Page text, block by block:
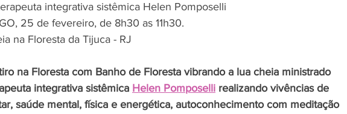
integrativa sistêmica Helen Pomposelli
25 de fevereiro, de 8h30 as 11h30.
na Floresta da Tijuca - RJ
na Floresta com Banho de Floresta vibrando a lua cheia ministrado
integrativa sistêmica Helen Pomposelli realizando vivências de
saúde mental, física e energética, autoconhecimento com meditação